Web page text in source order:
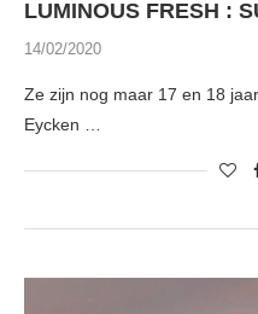
LUMINOUS FRESH :
14/02/2020
Ze zijn nog maar 17 en 18
Eycken …